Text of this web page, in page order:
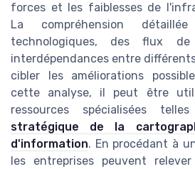
forces et les faiblesses de
La compréhension
technologiques, des flux
interdépendances entre
cibler les améliorations
cette analyse, il peut être
ressources spécialisées
stratégique de la
d'information. En procédant à
les entreprises peuvent